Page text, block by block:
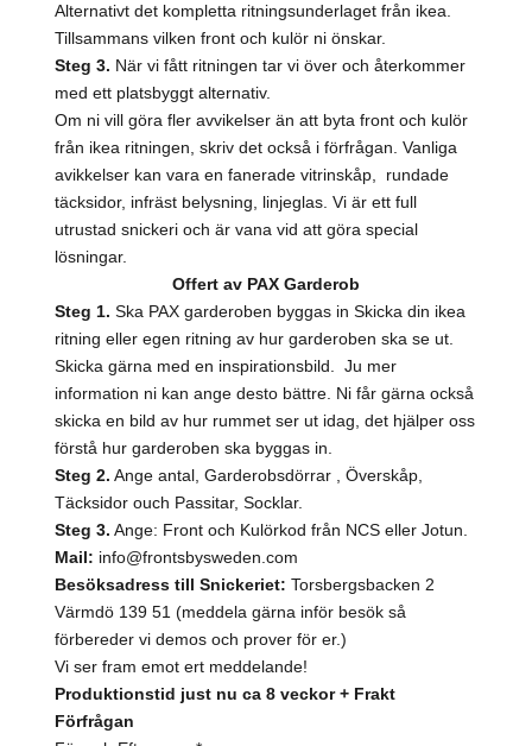
Alternativt det kompletta ritningsunderlaget från ikea.
Tillsammans vilken front och kulör ni önskar.
Steg 3. När vi fått ritningen tar vi över och återkommer
med ett platsbyggt alternativ.
Om ni vill göra fler avvikelser än att byta front och kulör
från ikea ritningen, skriv det också i förfrågan. Vanliga
avikkelser kan vara en fanerade vitrinskåp, rundade
täcksidor, infräst belysning, linjeglas. Vi är ett full
utrustad snickeri och är vana vid att göra special
lösningar.
Offert av PAX Garderob
Steg 1. Ska PAX garderoben byggas in Skicka din ikea
ritning eller egen ritning av hur garderoben ska se ut.
Skicka gärna med en inspirationsbild. Ju mer
information ni kan ange desto bättre. Ni får gärna också
skicka en bild av hur rummet ser ut idag, det hjälper oss
förstå hur garderoben ska byggas in.
Steg 2. Ange antal, Garderobsdörrar , Överskåp,
Täcksidor ouch Passitar, Socklar.
Steg 3. Ange: Front och Kulörkod från NCS eller Jotun.
Mail: info@frontsbysweden.com
Besöksadress till Snickeriet: Torsbergsbacken 2
Värmdö 139 51 (meddela gärna inför besök så
förbereder vi demos och prover för er.)
Vi ser fram emot ert meddelande!
Produktionstid just nu ca 8 veckor + Frakt
Förfrågan